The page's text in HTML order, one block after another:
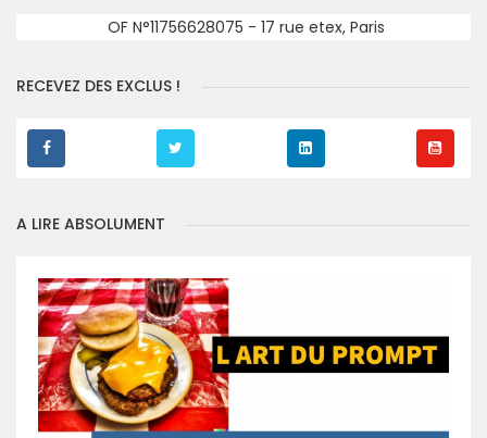
OF N°11756628075 - 17 rue etex, Paris
RECEVEZ DES EXCLUS !
A LIRE ABSOLUMENT